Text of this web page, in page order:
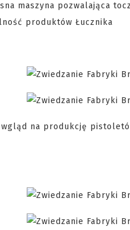
maszyna pozwalająca
produktów Łucznika
na produkcję